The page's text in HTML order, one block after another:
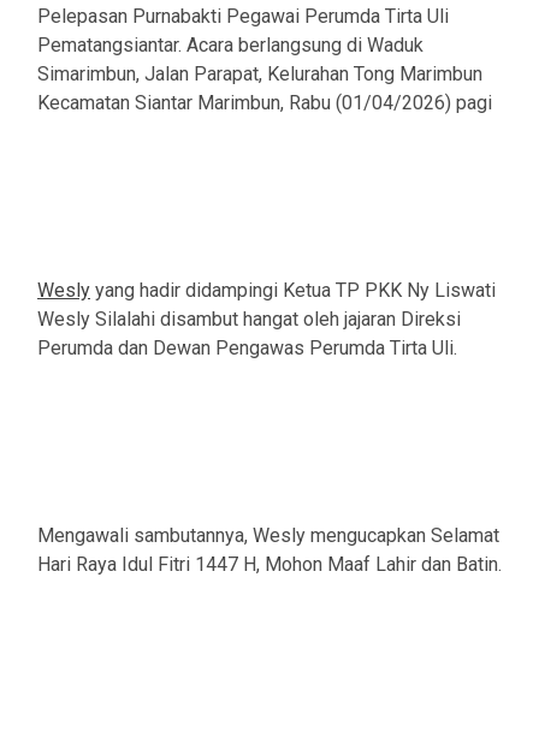
Pelepasan Purnabakti Pegawai Perumda Tirta Uli
Pematangsiantar. Acara berlangsung di Waduk
Simarimbun, Jalan Parapat, Kelurahan Tong Marimbun
Kecamatan Siantar Marimbun, Rabu (01/04/2026) pagi
Wesly yang hadir didampingi Ketua TP PKK Ny Liswati
Wesly Silalahi disambut hangat oleh jajaran Direksi
Perumda dan Dewan Pengawas Perumda Tirta Uli.
Mengawali sambutannya, Wesly mengucapkan Selamat
Hari Raya Idul Fitri 1447 H, Mohon Maaf Lahir dan Batin.